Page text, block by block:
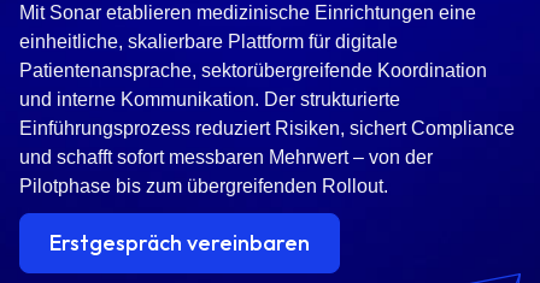
Mit Sonar etablieren medizinische Einrichtungen eine
einheitliche, skalierbare Plattform für digitale
Patientenansprache, sektorübergreifende Koordination
und interne Kommunikation. Der strukturierte
Einführungsprozess reduziert Risiken, sichert Compliance
und schafft sofort messbaren Mehrwert – von der
Pilotphase bis zum übergreifenden Rollout.
Erstgespräch vereinbaren